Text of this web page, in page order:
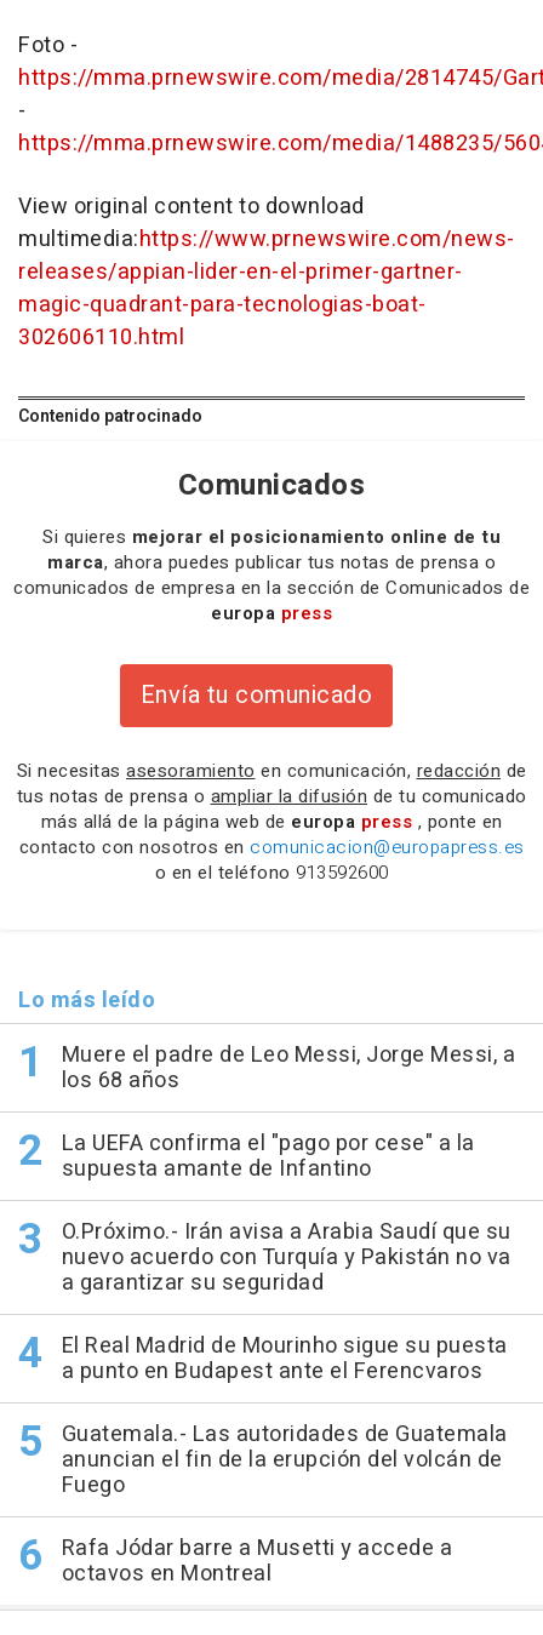
Foto -
https://mma.prnewswire.com/media/2814745/
-
https://mma.prnewswire.com/media/1488235/
View original content to download
multimedia:https://www.prnewswire.com/news-
releases/appian-lider-en-el-primer-gartner-
magic-quadrant-para-tecnologias-boat-
302606110.html
Contenido patrocinado
Comunicados
Si quieres mejorar el posicionamiento online de tu
marca, ahora puedes publicar tus notas de prensa o
comunicados de empresa en la sección de Comunicados de
europa press
Envía tu comunicado
Si necesitas asesoramiento en comunicación, redacción de
tus notas de prensa o ampliar la difusión de tu comunicado
más allá de la página web de europa press , ponte en
contacto con nosotros en comunicacion@europapress.es
o en el teléfono 913592600
Lo más leído
Muere el padre de Leo Messi, Jorge Messi, a
los 68 años
La UEFA confirma el "pago por cese" a la
supuesta amante de Infantino
O.Próximo.- Irán avisa a Arabia Saudí que su
nuevo acuerdo con Turquía y Pakistán no va
a garantizar su seguridad
El Real Madrid de Mourinho sigue su puesta
a punto en Budapest ante el Ferencvaros
Guatemala.- Las autoridades de Guatemala
anuncian el fin de la erupción del volcán de
Fuego
Rafa Jódar barre a Musetti y accede a
octavos en Montreal